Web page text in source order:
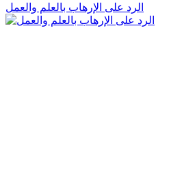
الرد على الإرهاب بالعلم والعمل